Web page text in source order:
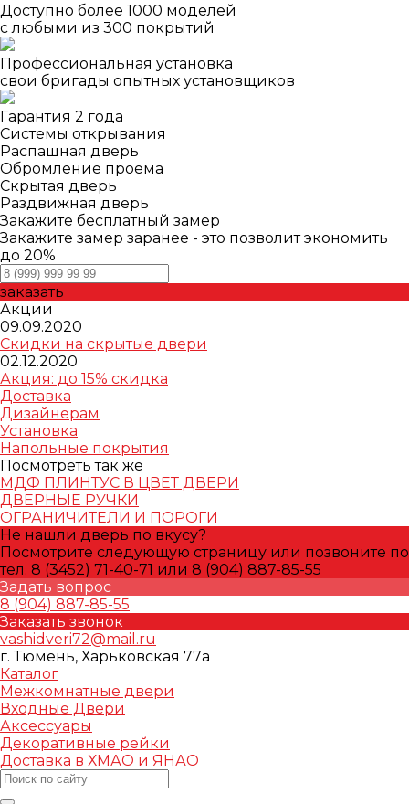
Доступно более 1000 моделей
с любыми из 300 покрытий
Профессиональная установка
свои бригады опытных установщиков
Гарантия 2 года
Системы открывания
Распашная дверь
Обромление проема
Скрытая дверь
Раздвижная дверь
Закажите бесплатный замер
Закажите замер заранее - это позволит экономить
до 20%
заказать
Акции
09.09.2020
Скидки на скрытые двери
02.12.2020
Акция: до 15% скидка
Доставка
Дизайнерам
Установка
Напольные покрытия
Посмотреть так же
МДФ ПЛИНТУС В ЦВЕТ ДВЕРИ
ДВЕРНЫЕ РУЧКИ
ОГРАНИЧИТЕЛИ И ПОРОГИ
Не нашли дверь по вкусу?
Посмотрите следующую страницу или позвоните по
тел. 8 (3452) 71-40-71 или 8 (904) 887-85-55
Задать вопрос
8 (904) 887-85-55
Заказать звонок
vashidveri72@mail.ru
г. Тюмень, Харьковская 77а
Каталог
Межкомнатные двери
Входные Двери
Аксессуары
Декоративные рейки
Доставка в ХМАО и ЯНАО